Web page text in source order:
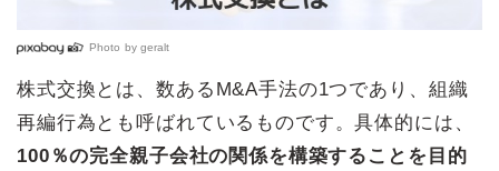
Photo by geralt
株式交換とは、数あるM&A手法の1つであり、組織
再編行為とも呼ばれているものです。具体的には、
100％の完全親子会社の関係を構築することを目的